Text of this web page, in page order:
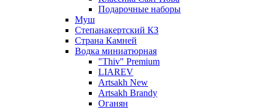
Подарочные наборы
Муш
Степанакертский КЗ
Страна Камней
Водка миниатюрная
"Thiv" Premium
LIAREV
Artsakh New
Artsakh Brandy
Оганян